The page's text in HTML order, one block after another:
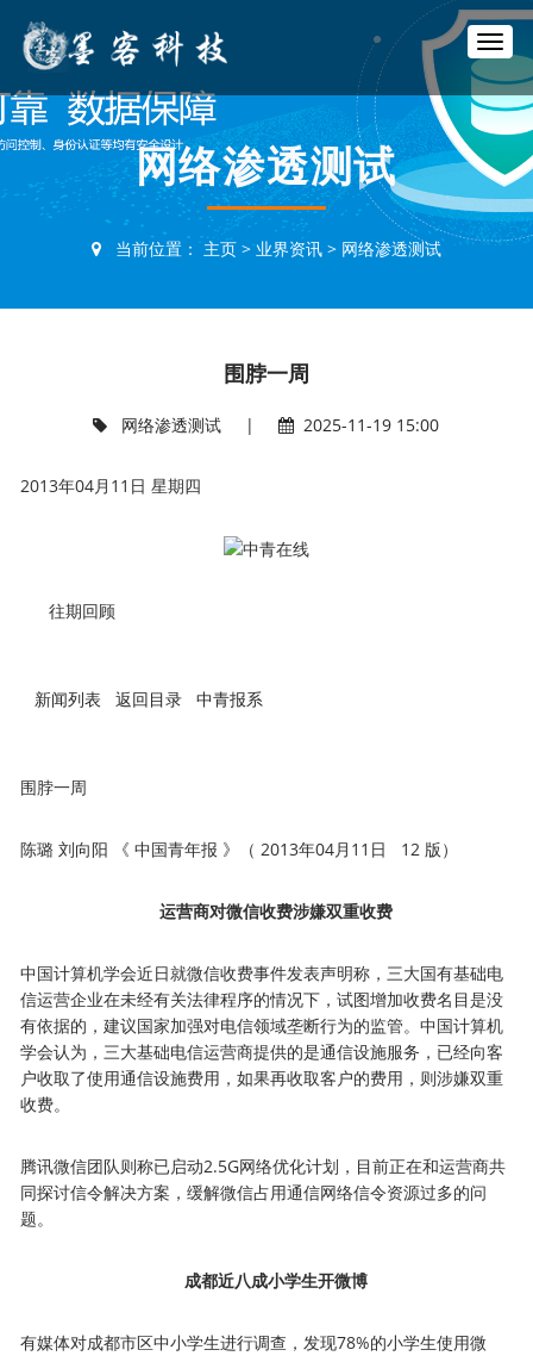
T
o
g
g
l
e
a
v
a
网络渗透测试
当前位置：主页>业界资讯> 网络渗透测试
围脖一周
网络渗透测试 | 2025-11-19 15:00
2013年04月11日 星期四
往期回顾
新闻列表 返回目录 中青报系
围脖一周
陈璐 刘向阳 《 中国青年报 》（ 2013年04月11日 12 版）
运营商对微信收费涉嫌双重收费
中国计算机学会近日就微信收费事件发表声明称，三大国有基础电
信运营企业在未经有关法律程序的情况下，试图增加收费名目是没
有依据的，建议国家加强对电信领域垄断行为的监管。中国计算机
学会认为，三大基础电信运营商提供的是通信设施服务，已经向客
户收取了使用通信设施费用，如果再收取客户的费用，则涉嫌双重
收费。
腾讯微信团队则称已启动2.5G网络优化计划，目前正在和运营商共
同探讨信令解决方案，缓解微信占用通信网络信令资源过多的问
题。
成都近八成小学生开微博
有媒体对成都市区中小学生进行调查，发现78%的小学生使用微